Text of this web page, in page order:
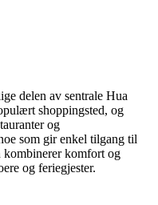
delen av sentrale Hua
shoppingsted, og
og
som gir enkel tilgang til
kombinerer komfort og
og feriegjester.